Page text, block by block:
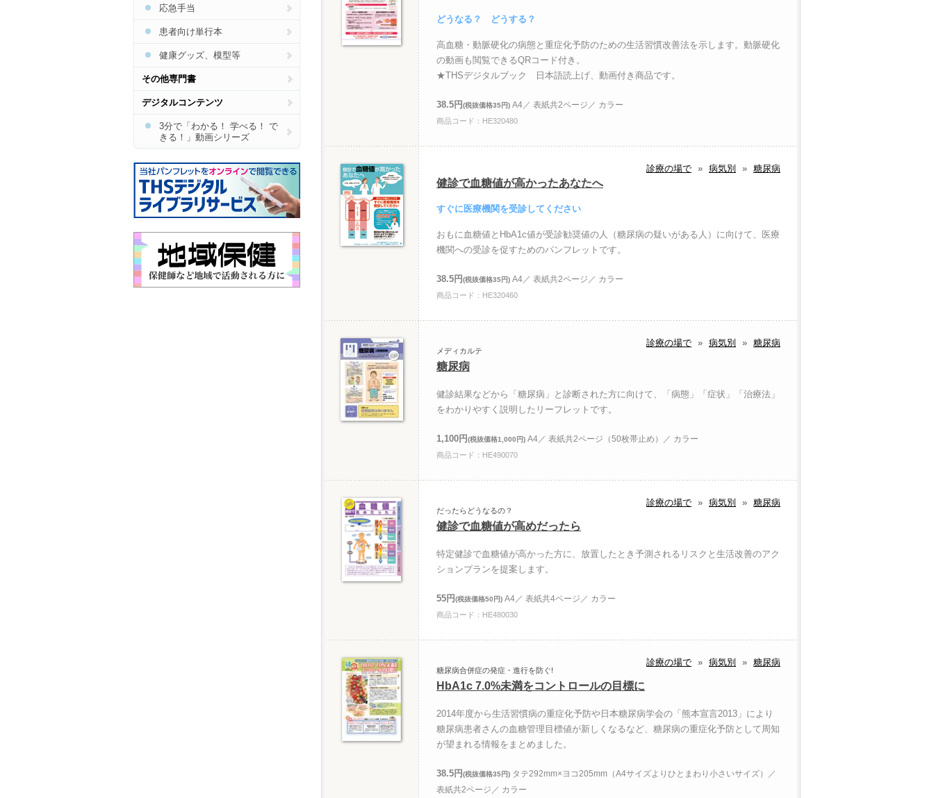
どうなる？ どうする？
高血糖・動脈硬化の病態と重症化予防のための生活習慣改善法を示します。動脈硬化
の動画も閲覧できるQRコード付き。
★THSデジタルブック 日本語読上げ、動画付き商品です。
38.5円(税抜価格35円) A4／ 表紙共2ページ／ カラー
商品コード：HE320480
診療の場で » 病気別 » 糖尿病
健診で血糖値が高かったあなたへ
すぐに医療機関を受診してください
おもに血糖値とHbA1c値が受診勧奨値の人（糖尿病の疑いがある人）に向けて、医療
機関への受診を促すためのパンフレットです。
38.5円(税抜価格35円) A4／ 表紙共2ページ／ カラー
商品コード：HE320460
診療の場で » 病気別 » 糖尿病
メディカルテ
糖尿病
健診結果などから「糖尿病」と診断された方に向けて、「病態」「症状」「治療法」
をわかりやすく説明したリーフレットです。
1,100円(税抜価格1,000円) A4／ 表紙共2ページ（50枚帯止め）／ カラー
商品コード：HE490070
診療の場で » 病気別 » 糖尿病
だったらどうなるの？
健診で血糖値が高めだったら
特定健診で血糖値が高かった方に、放置したとき予測されるリスクと生活改善のアク
ションプランを提案します。
55円(税抜価格50円) A4／ 表紙共4ページ／ カラー
商品コード：HE480030
診療の場で » 病気別 » 糖尿病
糖尿病合併症の発症・進行を防ぐ!
HbA1c 7.0%未満をコントロールの目標に
2014年度から生活習慣病の重症化予防や日本糖尿病学会の「熊本宣言2013」により
糖尿病患者さんの血糖管理目標値が新しくなるなど、糖尿病の重症化予防として周知
が望まれる情報をまとめました。
38.5円(税抜価格35円) タテ292mm×ヨコ205mm（A4サイズよりひとまわり小さいサイズ）／
表紙共2ページ／ カラー
応急手当
患者向け単行本
健康グッズ、模型等
その他専門書
デジタルコンテンツ
3分で「わかる！ 学べる！ で
きる！」動画シリーズ